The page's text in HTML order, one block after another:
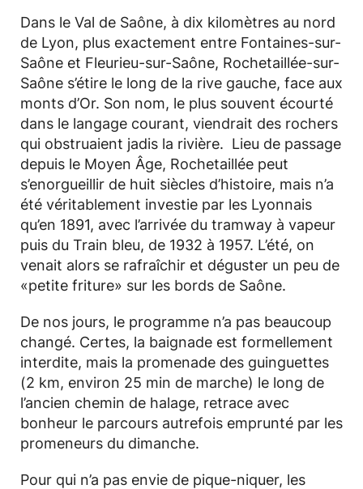
Dans le Val de Saône, à dix kilomètres au nord
de Lyon, plus exactement entre Fontaines-sur-
Saône et Fleurieu-sur-Saône, Rochetaillée-sur-
Saône s’étire le long de la rive gauche, face aux
monts d’Or. Son nom, le plus souvent écourté
dans le langage courant, viendrait des rochers
qui obstruaient jadis la rivière. Lieu de passage
depuis le Moyen Âge, Rochetaillée peut
s’enorgueillir de huit siècles d’histoire, mais n’a
été véritablement investie par les Lyonnais
qu’en 1891, avec l’arrivée du tramway à vapeur
puis du Train bleu, de 1932 à 1957. L’été, on
venait alors se rafraîchir et déguster un peu de
«petite friture» sur les bords de Saône.
De nos jours, le programme n’a pas beaucoup
changé. Certes, la baignade est formellement
interdite, mais la promenade des guinguettes
(2 km, environ 25 min de marche) le long de
l’ancien chemin de halage, retrace avec
bonheur le parcours autrefois emprunté par les
promeneurs du dimanche.
Pour qui n’a pas envie de pique-niquer, les